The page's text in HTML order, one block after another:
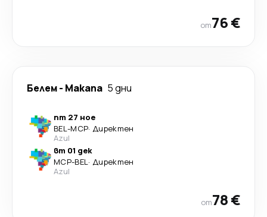
от76 €
Белем- Макапа 5 дни
пт 27 ное
BEL-MCP· Директен
Azul
вт 01 дек
MCP-BEL· Директен
Azul
от78 €